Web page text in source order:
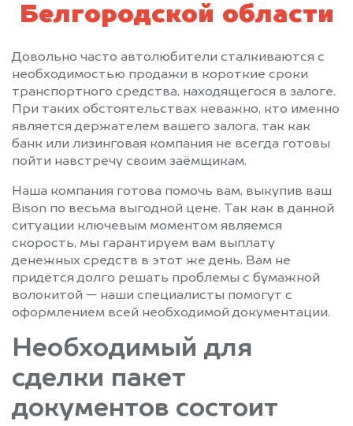
Белгородской области
Довольно часто автолюбители сталкиваются с
необходимостью продажи в короткие сроки
транспортного средства, находящегося в залоге.
При таких обстоятельствах неважно, кто именно
является держателем вашего залога, так как
банк или лизинговая компания не всегда готовы
пойти навстречу своим заёмщикам.
Наша компания готова помочь вам, выкупив ваш
Bison по весьма выгодной цене. Так как в данной
ситуации ключевым моментом являемся
скорость, мы гарантируем вам выплату
денежных средств в этот же день. Вам не
придётся долго решать проблемы с бумажной
волокитой — наши специалисты помогут с
оформлением всей необходимой документации.
Необходимый для
сделки пакет
документов состоит